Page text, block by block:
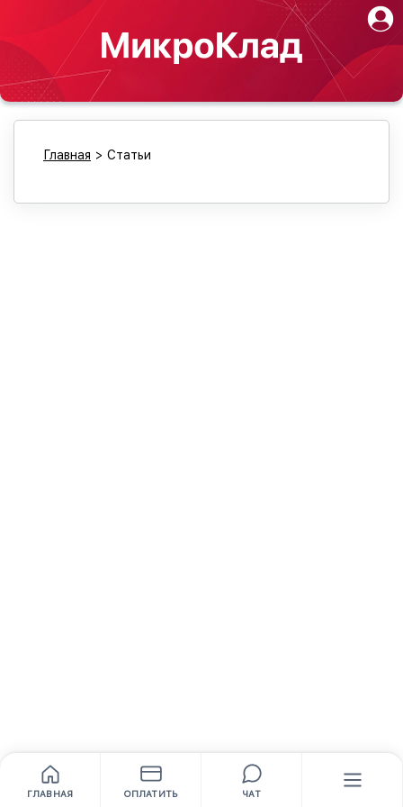
ГЛАВНАЯ ОПЛАТИТЬ ЧАТ
Главная > Статьи